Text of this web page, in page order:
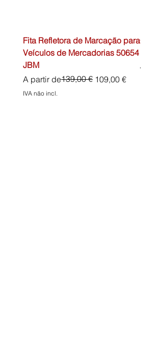
Fita Refletora de Marcação para
Veículos de Mercadorias 50654
JBM
A partir de
Preço normal139,00 € 109,00 €
Preço promocional
IVA não incl.
Preço
45,00 €